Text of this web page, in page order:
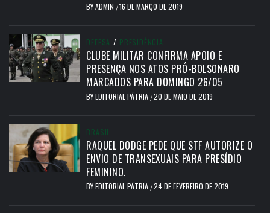
BYADMIN /16 DE MARÇO DE 2019
DEFESA / PRESIDÊNCIA
CLUBE MILITAR CONFIRMA APOIO E
PRESENÇA NOS ATOS PRÓ-BOLSONARO
MARCADOS PARA DOMINGO 26/05
BYEDITORIAL PÁTRIA /20 DE MAIO DE 2019
BRASIL
RAQUEL DODGE PEDE QUE STF AUTORIZE O
ENVIO DE TRANSEXUAIS PARA PRESÍDIO
FEMININO.
BYEDITORIAL PÁTRIA /24 DE FEVEREIRO DE 2019